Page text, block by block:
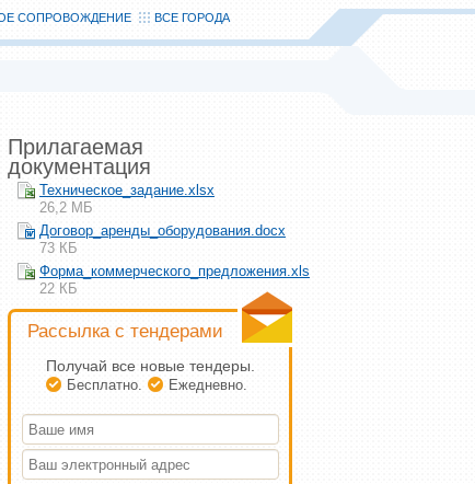
СОПРОВОЖДЕНИЕ ВСЕ ГОРОДА
Прилагаемая
документация
Техническое_задание.xlsx
26,2 МБ
Договор_аренды_оборудования.docx
73 КБ
Форма_коммерческого_предложения.xls
22 КБ
Рассылка с тендерами
Получай все новые тендеры.
Бесплатно. Ежедневно.